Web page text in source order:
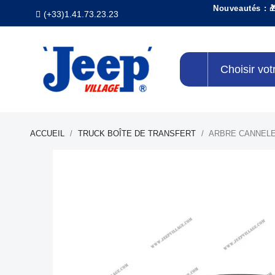
(+33)1.41.73.23.23
Nouveautés :
Choisir
ACCUEIL TRUCK BOÎTE DE TRANSFERT ARBRE